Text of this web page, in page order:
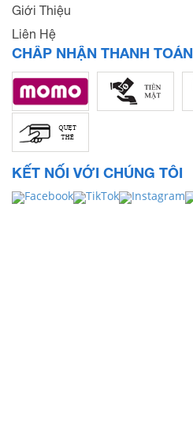
Giới Thiệu
Liên Hệ
CHẤP NHẬN THANH TOÁN
KẾT NỐI VỚI CHÚNG TÔI